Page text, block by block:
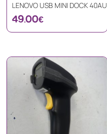
LENOVO USB MINI DOCK 40AU
49.00€